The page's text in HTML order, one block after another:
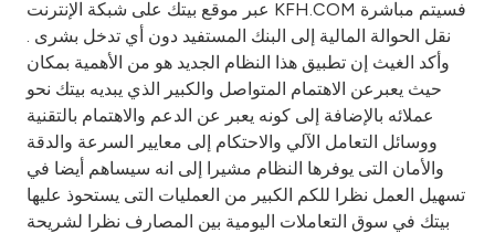
Egypt
UK
Kingdom of Bahrain
عبر موقع بيتك على شبكة الإنترنت KFH.COM فسيتم مباشرة
نقل الحوالة المالية إلى البنك المستفيد دون أي تدخل بشرى .
وأكد الغيث إن تطبيق هذا النظام الجديد هو من الأهمية بمكان
حيث يعبرعن الاهتمام المتواصل والكبير الذي يبديه بيتك نحو
عملائه بالإضافة إلى كونه يعبر عن الدعم والاهتمام بالتقنية
ووسائل التعامل الآلي والاحتكام إلى معايير السرعة والدقة
والأمان التى يوفرها النظام مشيرا إلى انه سيساهم أيضا في
تسهيل العمل نظرا للكم الكبير من العمليات التى يستحوذ عليها
بيتك في سوق التعاملات اليومية بين المصارف نظرا لشريحة